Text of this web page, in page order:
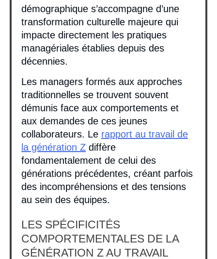
démographique s’accompagne d’une
transformation culturelle majeure qui
impacte directement les pratiques
managériales établies depuis des
décennies.
Les managers formés aux approches
traditionnelles se trouvent souvent
démunis face aux comportements et
aux demandes de ces jeunes
collaborateurs. Le rapport au travail de
la génération Z diffère
fondamentalement de celui des
générations précédentes, créant parfois
des incompréhensions et des tensions
au sein des équipes.
LES SPÉCIFICITÉS
COMPORTEMENTALES DE LA
GÉNÉRATION Z AU TRAVAIL